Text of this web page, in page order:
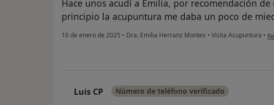
Hace unos acudí a Emilia, por recomendación
principio la acupuntura me daba un poco de
16 de enero de 2025 • Dra. Emilia Herranz Montes • Visita Acupuntura •
Luis CP Número de teléfono verificado